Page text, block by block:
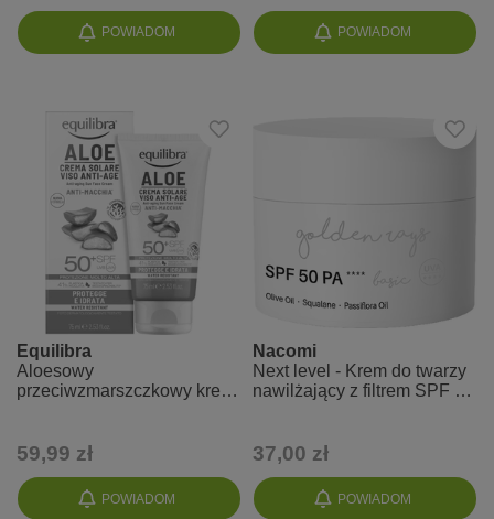
POWIADOM POWIADOM
POWIADOM
Equilibra
Aloesowy
przeciwzmarszczkowy krem
59,99 zł
POWIADOM
Nacomi
Next level - Krem do twarzy
nawilżający z filtrem SPF 50
37,00 zł